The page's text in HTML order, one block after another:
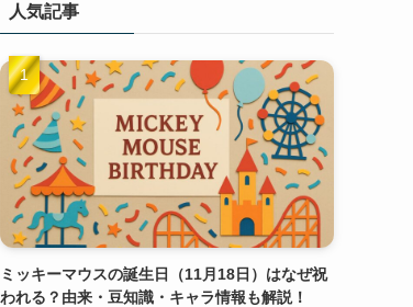
人気記事
ミッキーマウスの誕生日（11月18日）はなぜ祝
われる？由来・豆知識・キャラ情報も解説！